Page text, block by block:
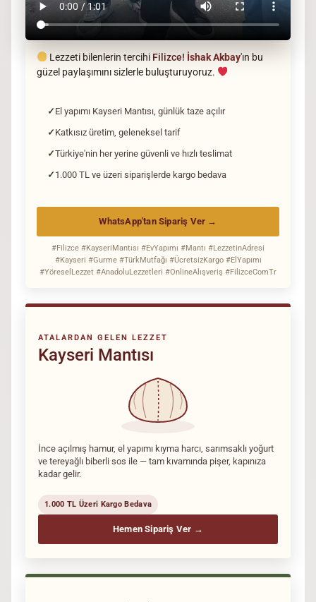
ATALARDAN GELEN LEZZET
Kayseri Mantısı
İnce açılmış hamur, el yapımı kıyma harcı, sarımsaklı yoğurt
ve tereyağlı biberli sos ile — tam kıvamında pişer, kapınıza
kadar gelir.
1.000 TL Üzeri Kargo Bedava
Hemen Sipariş Ver →
Lezzeti bilenlerin tercihi Filizce! İshak Akbay'ın bu
güzel paylaşımını sizlerle buluşturuyoruz.
El yapımı Kayseri Mantısı, günlük taze açılır
Katkısız üretim, geleneksel tarif
Türkiye'nin her yerine güvenli ve hızlı teslimat
1.000 TL ve üzeri siparişlerde kargo bedava
WhatsApp'tan Sipariş Ver →
#Filizce #KayseriMantısı #EvYapımı #Mantı #LezzetinAdresi
#Kayseri #Gurme #TürkMutfağı #ÜcretsizKargo #ElYapımı
#YöreselLezzet #AnadoluLezzetleri #OnlineAlışveriş #FilizceComTr